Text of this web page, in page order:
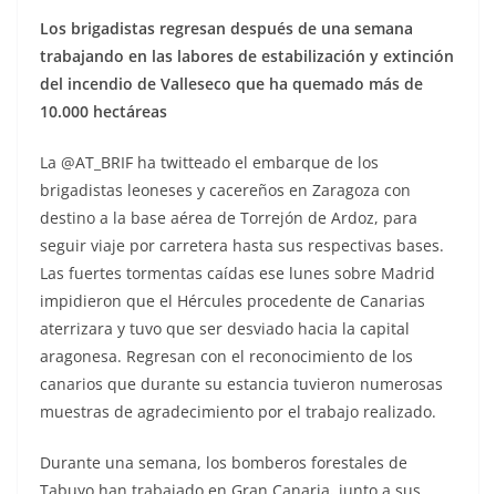
Los brigadistas regresan después de una semana
trabajando en las labores de estabilización y extinción
del incendio de Valleseco que ha quemado más de
10.000 hectáreas
La @AT_BRIF ha twitteado el embarque de los
brigadistas leoneses y cacereños en Zaragoza con
destino a la base aérea de Torrejón de Ardoz, para
seguir viaje por carretera hasta sus respectivas bases.
Las fuertes tormentas caídas ese lunes sobre Madrid
impidieron que el Hércules procedente de Canarias
aterrizara y tuvo que ser desviado hacia la capital
aragonesa. Regresan con el reconocimiento de los
canarios que durante su estancia tuvieron numerosas
muestras de agradecimiento por el trabajo realizado.
Durante una semana, los bomberos forestales de